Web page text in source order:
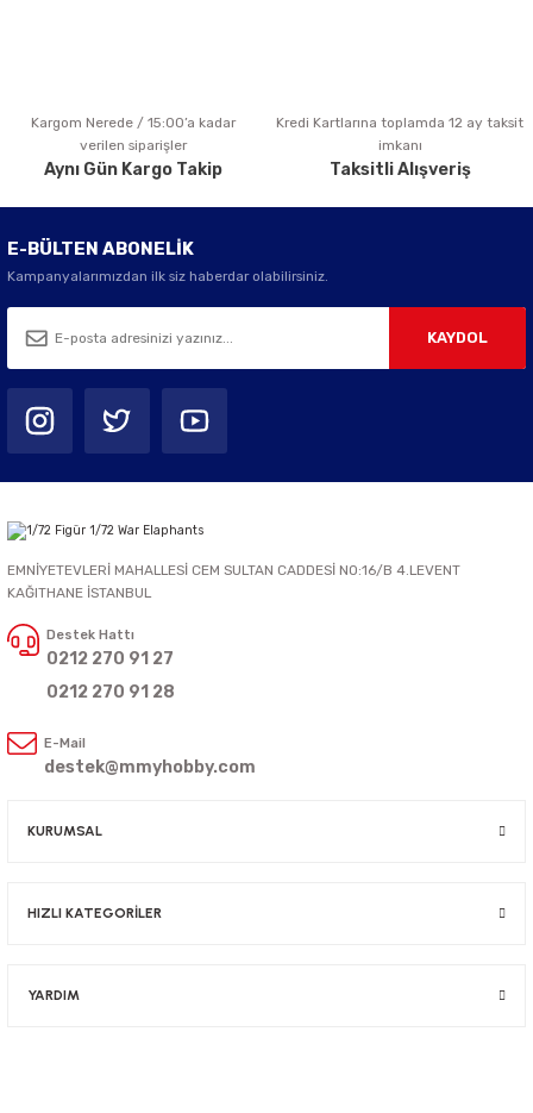
Gönder
Kargom Nerede / 15:00’a kadar
verilen siparişler
Aynı Gün Kargo Takip
Kredi Kartlarına toplamda 12 ay taksit
imkanı
Taksitli Alışveriş
E-BÜLTEN ABONELİK
Kampanyalarımızdan ilk siz haberdar olabilirsiniz.
KAYDOL
EMNİYETEVLERİ MAHALLESİ CEM SULTAN CADDESİ NO:16/B 4.LEVENT
KAĞITHANE İSTANBUL
Destek Hattı
0212 270 91 27
0212 270 91 28
E-Mail
destek@mmyhobby.com
KURUMSAL
HIZLI KATEGORİLER
YARDIM